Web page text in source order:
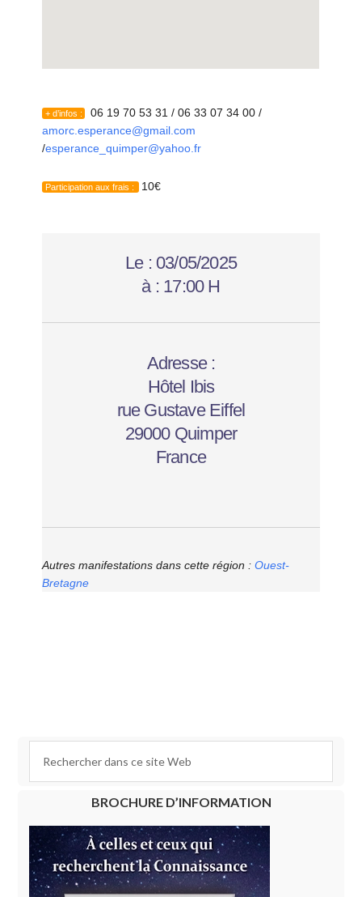
+ d’infos :
06 19 70 53 31 / 06 33 07 34 00 /
amorc.esperance@gmail.com
/esperance_quimper@yahoo.fr
Participation aux frais : 10€
Le : 03/05/2025
à : 17:00 H
Adresse :
Hôtel Ibis
rue Gustave Eiffel
29000 Quimper
France
Autres manifestations dans cette région :Ouest-
Bretagne
BROCHURE D’INFORMATION